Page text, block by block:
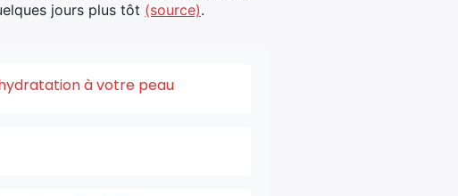
jours plus tôt (source).
à votre peau